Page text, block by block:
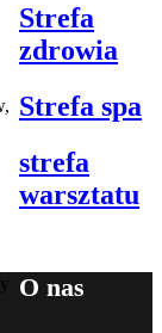
Strefa
zdrowia
Strefa spa
strefa
warsztatu
O nas